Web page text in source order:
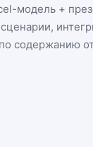
модель +
содержанию